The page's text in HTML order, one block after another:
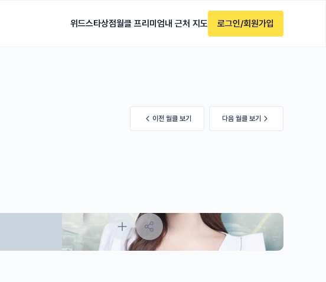
위드스타상점월클 프리미엄내 근처 지도 로그인/회원가입
이전 월클 보기 다음 월클 보기